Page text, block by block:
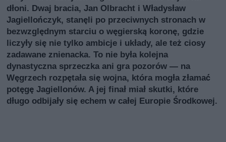
dłoni. Dwaj bracia, Jan Olbracht i Władysław
Jagiellończyk, stanęli po przeciwnych stronach w
bezwzględnym starciu o węgierską koronę, gdzie
liczyły się nie tylko ambicje i układy, ale też ciosy
zadawane znienacka. To nie była kolejna
dynastyczna sprzeczka ani gra pozorów — na
Węgrzech rozpętała się wojna, która mogła złamać
potęgę Jagiellonów. A jej finał miał skutki, które
długo odbijały się echem w całej Europie Środkowej.